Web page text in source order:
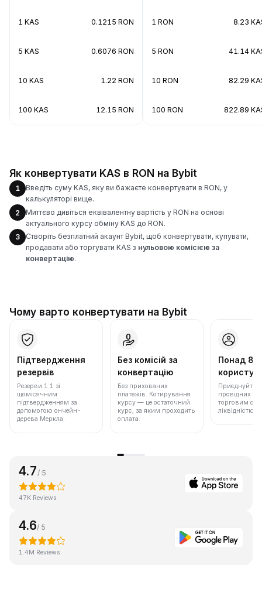
1 KAS 0.1215 RON
5 KAS 0.6076 RON
10 KAS 1.22 RON
100 KAS 12.15 RON
1 RON 8.23
5 RON 41.14
10 RON 82.29
100 RON 822.89
Як конвертувати KAS в RON на Bybit
1
Введіть суму KAS, яку ви бажаєте конвертувати в RON, у
калькуляторі вище.
2
Миттєво дивіться еквівалентну вартість у RON на основі
актуального курсу обміну KAS до RON.
3
Створіть безплатний акаунт Bybit, щоб конвертувати, купувати,
продавати або торгувати KAS з нульовою комісією за
конвертацію.
Чому варто конвертувати на Bybit
Підтвердження
резервів
Резерви 1:1 зі
щомісячним
підтвердженням за
допомогою ончейн-
дерева Меркла.
Без комісій за
конвертацію
Без прихованих
платежів. Котирування
курсу — це остаточний
курс, за яким проходить
оплата.
Понад 86
Приєднуйтеся
провідних
торговим
ліквідністю.
4.7/ 5
47K Reviews
4.6/ 5
1.4M Reviews